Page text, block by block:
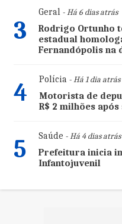
3
Geral- Há 6 dias atrás
Rodrigo Ortunho
estadual
Fernandópolis na
4 Polícia- Há 1 dia atrás
Motorista de
R$ 2 milhões
5 Saúde - Há 4 dias atrás
Prefeitura inicia
Infantojuvenil